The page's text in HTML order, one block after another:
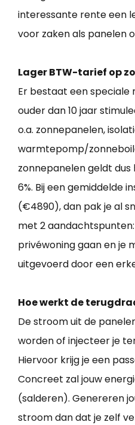
interessante rente een
voor zaken als panelen
Lager BTW-tarief op
Er bestaat een speciale
ouder dan 10 jaar
o.a. zonnepanelen,
warmtepomp/
zonnepanelen geldt
6%. Bij een gemiddelde
(€4890), dan pak je al
met 2
privéwoning gaan en je
uitgevoerd door een
Hoe werkt de
De stroom uit de
worden of injecteer je
Hiervoor krijg je een
Concreet zal jouw
(salderen). Genereren
stroom dan dat je zelf